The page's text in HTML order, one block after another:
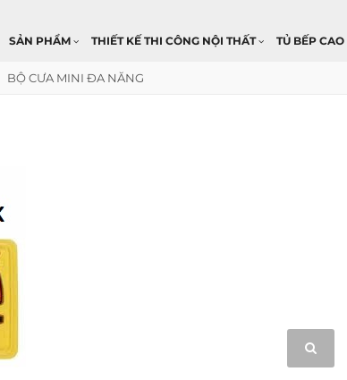
SẢN PHẨM THIẾT KẾ THI CÔNG NỘI THẤT TỦ BẾP
BỘ CƯA MINI ĐA NĂNG